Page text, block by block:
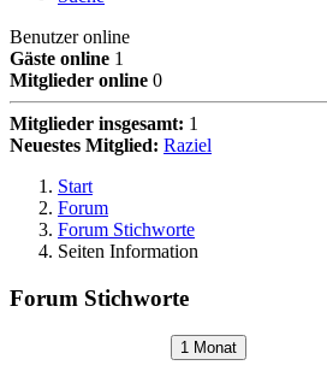
Benutzer online
Gäste online 1
Mitglieder online 0
Mitglieder insgesamt: 1
Neuestes Mitglied: Raziel
Start
Forum
Forum Stichworte
Seiten Information
Forum Stichworte
1 Monat